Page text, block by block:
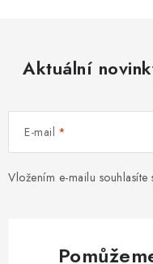
Aktuální
E-mail
Vložením e-mailu souhlasíte